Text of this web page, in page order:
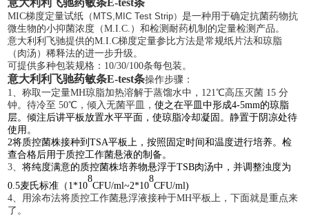
MIC梯度定量试纸（ MTS, MIC Test Strip）是一种用于确定抗菌药物抗
微生物的小抑菌浓度（M.I.C. ）和检测耐药机制的定量检测产品。
意大利利飞驰提供的M.I.C梯度定量参比方法是常规纸片法和琼脂
（肉汤）稀释法的进一步升级。
可提供多种包装规格： 10/30/100条每包装。
意大利利飞驰药敏条E-test条操作步骤：
1、称取一定量MH琼脂加热溶解于蒸馏水中，121℃高压灭菌 15 分
钟。待冷至 50℃，倾入无菌平皿，使之在平皿中形成4-5mm的琼脂
层。倾注后讲平板放置水平平面，使琼脂冷却凝固。静置于阴凉处待
使用。
2将质控菌株接种到TSA平板上，按照固定时间和温度进行培养。检
查合格后用于质控工作菌悬液的制备。
3、将纯度满意的质控菌株培养物悬浮于TSB肉汤中，并调整浊度为
0.5麦氏标准（1*10
8
CFU/ml~2*10
8
CFU/ml)
4、用涂布法将质控工作菌悬浮液接种于MH平板上，下面就是重点来
了。